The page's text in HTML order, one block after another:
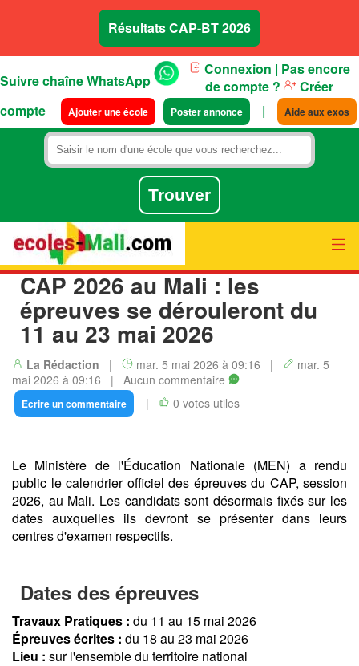
Résultats CAP-BT 2026
Suivre chaîne WhatsApp
Connexion | Pas encore
de compte ?
Créer
compte
Ajouter une école Poster annonce | Aide aux exos
CAP 2026 au Mali : les
épreuves se dérouleront du
11 au 23 mai 2026
La Rédaction | mar. 5 mai 2026 à 09:16 |
mar. 5
mai 2026 à 09:16 | Aucun commentaire
Ecrire un commentaire | 0 votes utiles
Le Ministère de l'Éducation Nationale (MEN) a rendu
public le calendrier officiel des épreuves du CAP, session
2026, au Mali. Les candidats sont désormais fixés sur les
dates auxquelles ils devront se présenter dans leurs
centres d'examen respectifs.
Dates des épreuves
Travaux Pratiques : du 11 au 15 mai 2026
Épreuves écrites : du 18 au 23 mai 2026
Lieu : sur l'ensemble du territoire national